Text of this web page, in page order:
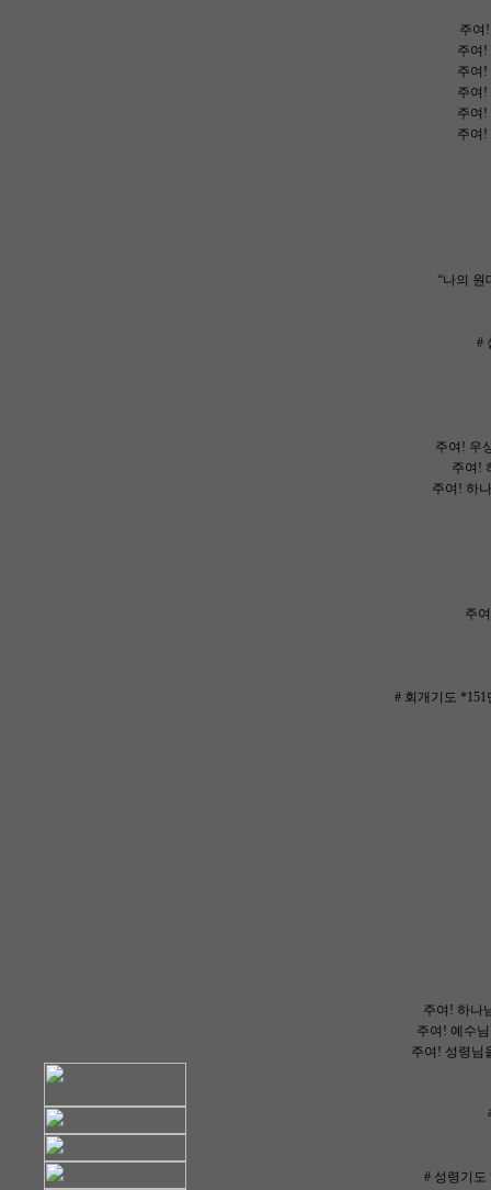
주여
주여!
주여!
주여!
주여!
주여!
“나의 원
#
주여! 우
주여!
주여! 하
주
# 회개기도 *151
주여! 하나
주여! 예수
주여! 성령님
# 성령기도